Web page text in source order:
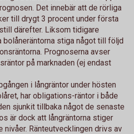
Det innebär att de rörliga
till drygt 3 procent under första
därefter. Liksom tidigare
bolåneräntorna stiga något till följd
Prognoserna avser
på marknaden (ej endast
i långräntor under hösten
har obligations-räntor i både
sjunkit tillbaka något de senaste
är dock att långräntorna stiger
nivåer. Ränteutvecklingen drivs av